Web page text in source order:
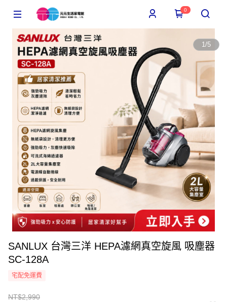
0
1/5
SANLUX 台灣三洋 HEPA濾網真空旋風 吸塵器
SC-128A
宅配免運費
NT$2,990